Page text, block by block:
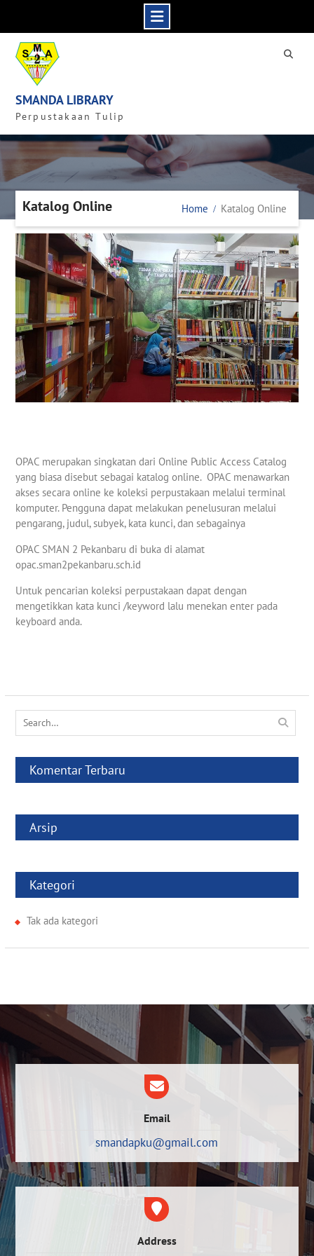
content
SMANDA LIBRARY
Perpustakaan Tulip
Katalog Online Home Katalog Online
OPAC merupakan singkatan dari Online Public Access Catalog
yang biasa disebut sebagai katalog online. OPAC menawarkan
akses secara online ke koleksi perpustakaan melalui terminal
komputer. Pengguna dapat melakukan penelusuran melalui
pengarang, judul, subyek, kata kunci, dan sebagainya
OPAC SMAN 2 Pekanbaru di buka di alamat
opac.sman2pekanbaru.sch.id
Untuk pencarian koleksi perpustakaan dapat dengan
mengetikkan kata kunci /keyword lalu menekan enter pada
keyboard anda.
Search
for:
Komentar Terbaru
Arsip
Kategori
Tak ada kategori
Email
smandapku@gmail.com
Address